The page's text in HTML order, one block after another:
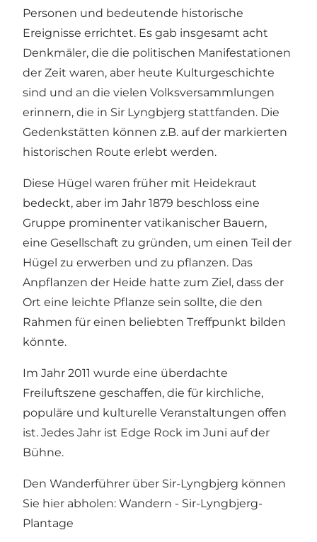
Personen und bedeutende historische
Ereignisse errichtet. Es gab insgesamt acht
Denkmäler, die die politischen Manifestationen
der Zeit waren, aber heute Kulturgeschichte
sind und an die vielen Volksversammlungen
erinnern, die in Sir Lyngbjerg stattfanden. Die
Gedenkstätten können z.B. auf der markierten
historischen Route erlebt werden.
Diese Hügel waren früher mit Heidekraut
bedeckt, aber im Jahr 1879 beschloss eine
Gruppe prominenter vatikanischer Bauern,
eine Gesellschaft zu gründen, um einen Teil der
Hügel zu erwerben und zu pflanzen. Das
Anpflanzen der Heide hatte zum Ziel, dass der
Ort eine leichte Pflanze sein sollte, die den
Rahmen für einen beliebten Treffpunkt bilden
könnte.
Im Jahr 2011 wurde eine überdachte
Freiluftszene geschaffen, die für kirchliche,
populäre und kulturelle Veranstaltungen offen
ist. Jedes Jahr ist Edge Rock im Juni auf der
Bühne.
Den Wanderführer über Sir-Lyngbjerg können
Sie hier abholen: Wandern - Sir-Lyngbjerg-
Plantage